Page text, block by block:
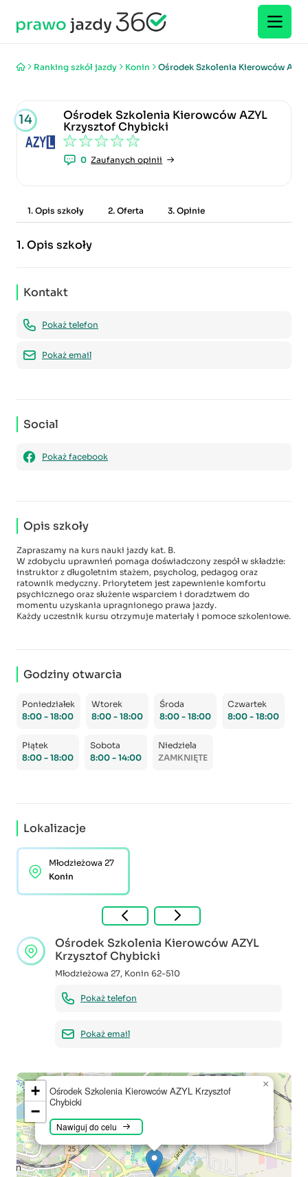
Ranking szkół jazdy Konin Ośrodek Szkolenia Kierowców
14
Ośrodek Szkolenia Kierowców AZYL
Krzysztof Chybicki
0 Zaufanych opinii
1. Opis szkoły 2. Oferta 3. Opinie
1.Opis szkoły
Kontakt
Pokaż telefon
Pokaż email
Social
Pokaż facebook
Opis szkoły
Zapraszamy na kurs nauki jazdy kat. B.
W zdobyciu uprawnień pomaga doświadczony zespół w składzie:
instruktor z długoletnim stażem, psycholog, pedagog oraz
ratownik medyczny. Priorytetem jest zapewnienie komfortu
psychicznego oraz służenie wsparciem i doradztwem do
momentu uzyskania upragnionego prawa jazdy.
Każdy uczestnik kursu otrzymuje materiały i pomoce szkoleniowe.
Godziny otwarcia
Poniedziałek
8:00 - 18:00
Wtorek
8:00 - 18:00
Środa
8:00 - 18:00
Czwartek
8:00 - 18:00
Piątek
8:00 - 18:00
Sobota
8:00 - 14:00
Niedziela
ZAMKNIĘTE
Lokalizacje
Młodzieżowa 27
Konin
Ośrodek Szkolenia Kierowców AZYL
Krzysztof Chybicki
Młodzieżowa 27, Konin 62-510
Pokaż telefon
Pokaż email
Ośrodek Szkolenia Kierowców AZYL Krzysztof
Chybicki
Nawiguj do celu
×
+
−